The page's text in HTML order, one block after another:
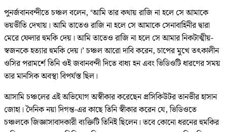
পুনর্জবানবন্দীতে চঞ্চল বলেন, ‘আমি তার কথায় রাজি না হলে সে আমাকে
ভয়ভীতি দেখায়। আমি তাতেও রাজি না হলে সে আমাকে সেনাবাহিনীর দ্বারা
মেরে ফেলার হুমকি দেয়। আমি তাতেও রাজি না হলে সে আমার নিকটাত্মীয়-
স্বজনকে হত্যার হুমকি দেয়।’ চঞ্চল আরো দাবি করেন, চাপের মুখে তৎকালীন
ওসির পরামর্শে তিনি ওই জবানবন্দী দিতে বাধ্য হন এবং ভিডিওটি ধারণের সময়
তার মানসিক অবস্থা বিপর্যস্ত ছিল।
আসামি চঞ্চলের এই অভিযোগ অস্বীকার করেছেন প্রসিকিউটর তানভীর হাসান
জোহা। দৈনিক নয়া দিগন্ত-এর কাছে তিনি স্বীকার করেন যে, ভিডিওতে
চঞ্চলকে জিজ্ঞাসাবাদকারী ব্যক্তিটি তিনিই ছিলেন। তবে কোনো ধরনের হুমকির